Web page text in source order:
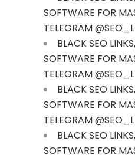
SOFTWARE FOR
TELEGRAM
BLACK SEO
SOFTWARE FOR
TELEGRAM
BLACK SEO
SOFTWARE FOR
TELEGRAM
BLACK SEO
SOFTWARE FOR